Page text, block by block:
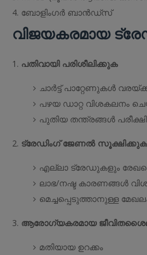
ബോളിംഗർ ബാൻഡ്സ്
വിജയകരമായ
പതിവായി പരിശീലിക്കുക
ചാർട്ട് പാറ്റേണുകൾ
പഴയ ഡാറ്റ വിശകലനം
പുതിയ തന്ത്രങ്ങൾ
ട്രേഡിംഗ് ജേണൽ സൂക്ഷിക്കുക
എല്ലാ ട്രേഡുകളും
ലാഭ/നഷ്ട കാരണങ്ങൾ
മെച്ചപ്പെടുത്താനുള്ള
ആരോഗ്യകരമായ
മതിയായ ഉറക്കം